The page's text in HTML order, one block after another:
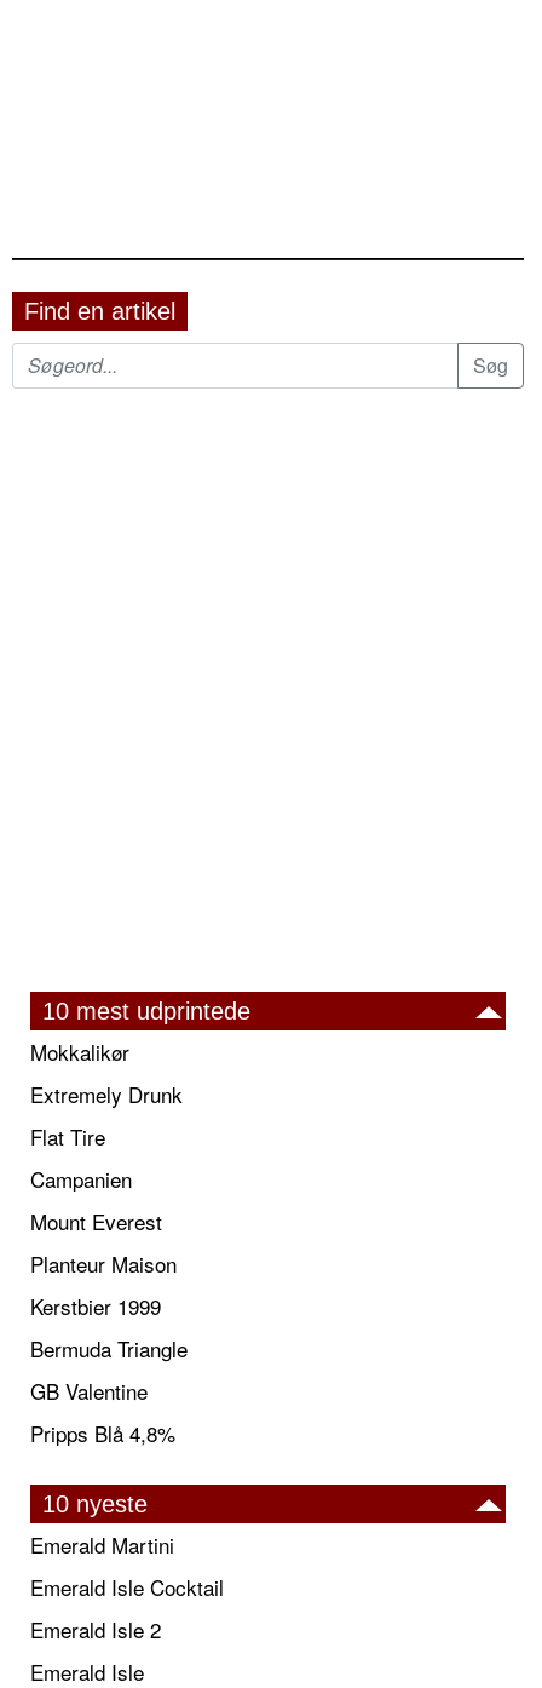
Find en artikel
10 mest udprintede
Mokkalikør
Extremely Drunk
Flat Tire
Campanien
Mount Everest
Planteur Maison
Kerstbier 1999
Bermuda Triangle
GB Valentine
Pripps Blå 4,8%
10 nyeste
Emerald Martini
Emerald Isle Cocktail
Emerald Isle 2
Emerald Isle